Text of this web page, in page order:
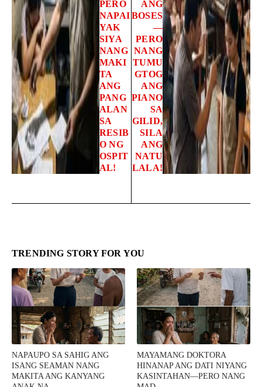
PERO
NAPAI
YAK
SIYA
NANG
MAKI
TA
ANG
PANG
ALAN
SA
RESIB
O NG
OSPIT
AL!
ANG
BOSES
—
PERO
NANG
TUMU
GTOG
ANG
PIANO
SA
GILID,
SILA
ANG
NATU
LALA!
TRENDING STORY FOR YOU
NAPAUPO SA SAHIG ANG
ISANG SEAMAN NANG
MAKITA ANG KANYANG
MAYAMANG DOKTORA
HINANAP ANG DATI NIYANG
KASINTAHAN—PERO NANG